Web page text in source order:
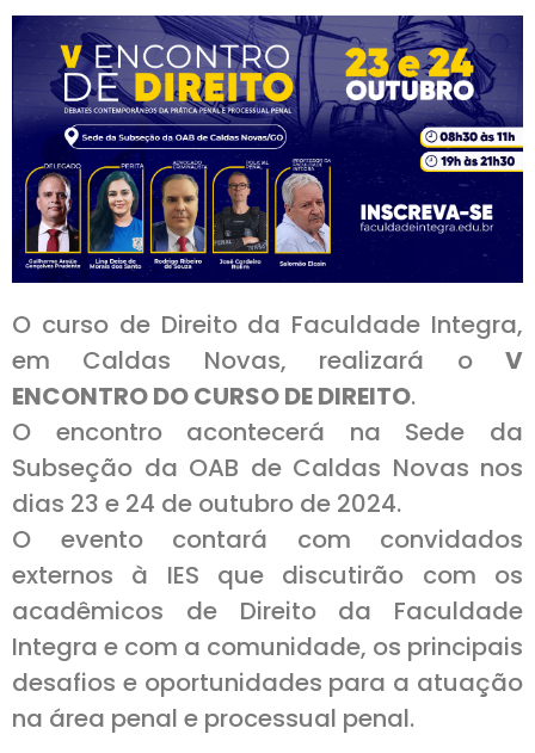
O curso de Direito da Faculdade Integra,
em Caldas Novas, realizará o V
ENCONTRO DO CURSO DE DIREITO.
O encontro acontecerá na Sede da
Subseção da OAB de Caldas Novas nos
dias 23 e 24 de outubro de 2024.
O evento contará com convidados
externos à IES que discutirão com os
acadêmicos de Direito da Faculdade
Integra e com a comunidade, os principais
desafios e oportunidades para a atuação
na área penal e processual penal.